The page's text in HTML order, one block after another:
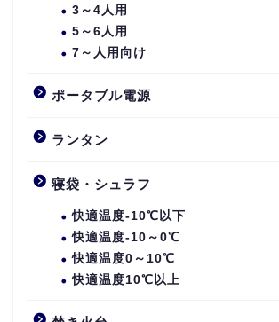
3～4人用
5～6人用
7～人用向け
ポータブル電源
ランタン
寝袋・シュラフ
快適温度-10℃以下
快適温度-10～0℃
快適温度0～10℃
快適温度10℃以上